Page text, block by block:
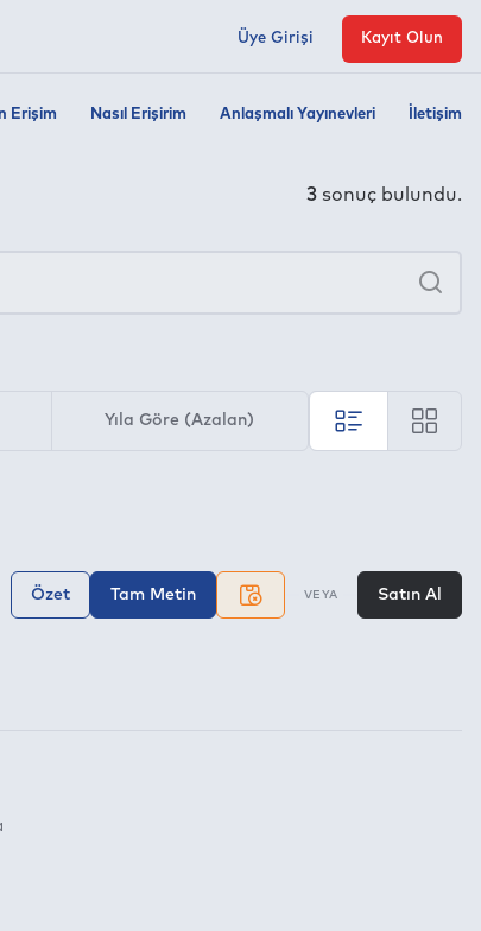
Erişim Nasıl Erişirim Anlaşmalı Yayınevleri İletişim
Üye Girişi Kayıt Olun
3 sonuç bulundu.
Ara
Yıla Göre (Azalan)
Özet Tam Metin VEYA Satın Al